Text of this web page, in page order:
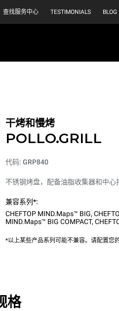
查找服务中心 TESTIMONIALS BLOG
干烤和慢烤
POLLO.GRILL
代码: GRP840
不锈钢烤盘，配备油脂收集器和中心
兼容系列*:
CHEFTOP MIND.Maps™ BIG,
MIND.Maps™ BIG COMPACT,
*以上某些产品系列可能不兼容。请配置您
格